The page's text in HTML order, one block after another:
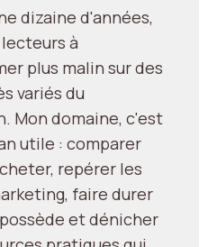
dizaine d'années,
à
plus malin sur des
variés du
Mon domaine, c'est
utile : comparer
repérer les
faire durer
et dénicher